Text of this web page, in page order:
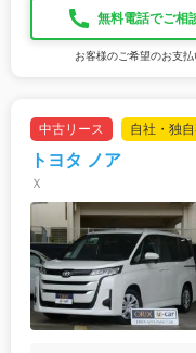
無料電話でご相
お客様のご希望のお支
中古リース 自社・独
トヨタ ノア
Ｘ